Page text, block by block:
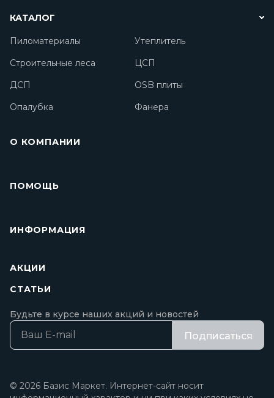
КАТАЛОГ
Пиломатериалы
Утеплитель
Строительные леса
ЦСП
ДСП
OSB плиты
Опалубка
Фанера
О КОМПАНИИ
ПОМОЩЬ
ИНФОРМАЦИЯ
АКЦИИ
СТАТЬИ
Будьте в курсе наших акций и новостей
Подписаться
© 2026 Базис Маркет. Интернет-сайт носит